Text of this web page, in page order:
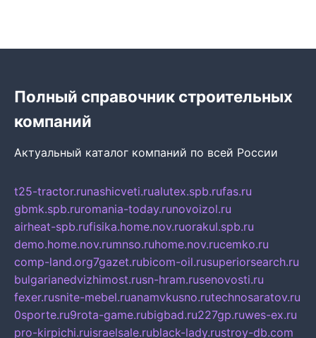
Полный справочник строительных
компаний
Актуальный каталог компаний по всей России
t25-tractor.runashicveti.rualutex.spb.rufas.ru
gbmk.spb.ruromania-today.runovoizol.ru
airheat-spb.rufisika.home.nov.ruorakul.spb.ru
demo.home.nov.rumnso.ruhome.nov.rucemko.ru
comp-land.org7gazet.rubicom-oil.rusuperiorsearch.ru
bulgarianedvizhimost.rusn-hram.rusenovosti.ru
fexer.rusnite-mebel.ruanamvkusno.rutechnosaratov.ru
0sporte.ru9rota-game.rubigbad.ru227gp.ruwes-ex.ru
pro-kirpichi.ruisraelsale.rublack-lady.rustroy-db.com